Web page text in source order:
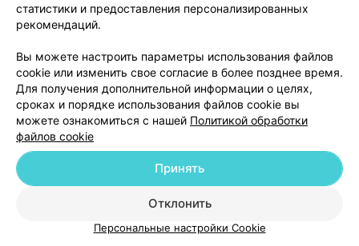
Написать руководителю 103.by
Персональные настройки cookie
Обработка персональных данных
© 2026 ООО «Артокс Лаб», УНП 191700409| 220012, Республика Беларусь,
г. Минск, улица Толбухина, 2, пом. 16 | help@103.by
Служба поддержки +375 291212755
статистики и предоставления персонализированных
рекомендаций.
Вы можете настроить параметры использования файлов
cookie или изменить свое согласие в более позднее время.
Для получения дополнительной информации о целях,
сроках и порядке использования файлов cookie вы
можете ознакомиться с нашей Политикой обработки
файлов cookie
Отклонить
Принять
Персональные настройки Cookie